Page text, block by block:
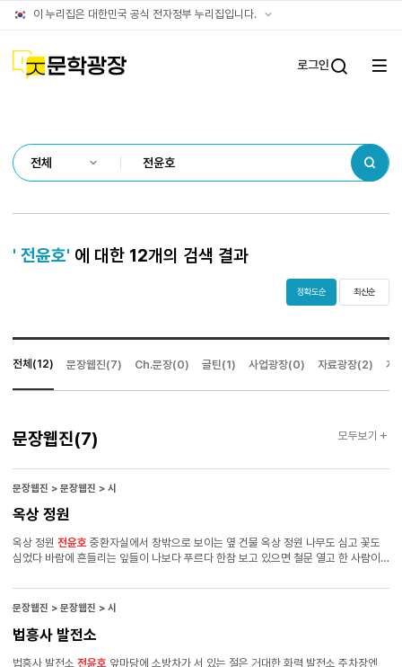
이 누리집은 대한민국 공식 전자정부 누리집입니다. 공식
문학광장 로그인
전체
결과
검색
' 전윤호' 에 대한 12개의 검색 결과
정확도순 최신순
전체(12) 문장웹진(7) Ch.문장(0) 글틴(1) 사업광장(0) 자료광장(2) 게
문장웹진(7)
문장웹진 > 문장웹진 > 시
옥상 정원
옥상 정원 전윤호
심었다 바람에 흔들리는 잎들이 나보다 푸르다 한참 보고 있으면 철문 열고 한 사람이
벌려 기지개를 켠다 혈관이 잘 안 잡혀 몇 번 주사바늘에 찔리는 날이면 창백한
아내에게 언제 산책이나 하자고 웃어주었다
문장웹진 > 문장웹진 > 시
법흥사 발전소
법흥사 발전소 전윤호
문장웹진
모두보기